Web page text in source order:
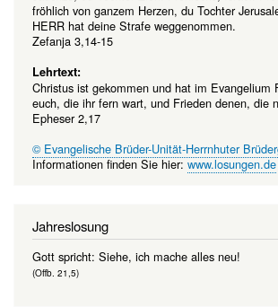
fröhlich von ganzem Herzen, du Tochter
HERR hat deine Strafe weggenommen.
Zefanja 3,14-15
Lehrtext:
Christus ist gekommen und hat im Evangelium
euch, die ihr fern wart, und Frieden denen, die
Epheser 2,17
© Evangelische Brüder-Unität-Herrnhuter
Informationen finden Sie hier:www.losungen.de
Jahreslosung
Gott spricht: Siehe, ich mache alles neu!
(Offb. 21,5)